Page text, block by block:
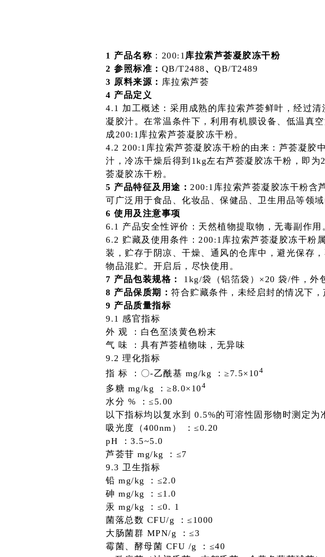
1 产品名称 ：200:1库拉索芦荟凝胶冻干粉
2 参照标准： QB/T2488、 QB/T2489
3 原料来源： 库拉索芦荟
4 产品定义
4.1 加工概述：采用成熟的库拉索芦荟鲜叶，经过
凝胶汁。在常温条件下，利用有机膜设备、低温真
成200:1库拉索芦荟凝胶冻干粉。
4.2 200:1库拉索芦荟凝胶冻干粉的由来：芦荟凝胶
汁，冷冻干燥后得到1kg左右芦荟凝胶冻干粉，即为
荟凝胶冻干粉。
5 产品特征及用途： 200:1库拉索芦荟凝胶冻干粉含
可广泛用于食品、化妆品、保健品、卫生用品等领域
6 使用及注意事项
6.1 产品安全性评价：天然植物提取物，无毒副作用
6.2 贮藏及使用条件：200:1库拉索芦荟凝胶冻干粉
装，贮存于阴凉、干燥、通风的仓库中，避光保存
物品混贮。开启后，尽快使用。
7 产品包装规格： 1kg/袋（铝箔袋）×20 袋/件，外
8 产品保质期： 符合贮藏条件，未经启封的情况下
9 产品质量指标
9.1 感官指标
外 观 ： 白色至淡黄色粉末
气 味 ： 具有芦荟植物味，无异味
9.2 理化指标
指 标 ： 〇-乙酰基 mg/kg ： ≥7.5×104
多糖 mg/kg ： ≥8.0×104
水分 % ： ≤5.00
以下指标均以复水到 0.5%的可溶性固形物时测定为
吸光度（400nm） ： ≤0.20
pH ： 3.5~5.0
芦荟苷 mg/kg ： ≤7
9.3 卫生指标
铅 mg/kg ： ≤2.0
砷 mg/kg ： ≤1.0
汞 mg/kg ： ≤0. 1
菌落总数 CFU/g ： ≤1000
大肠菌群 MPN/g ： ≤3
霉菌、酵母菌 CFU /g ： ≤40